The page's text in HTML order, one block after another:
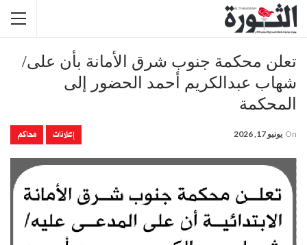
تعلن محكمة جنوب شرق الأمانة بأن على/
شهاب عبدالكريم أحمد الحضور إلى
المحكمة
إعلانات محاكم On يونيو 17, 2026